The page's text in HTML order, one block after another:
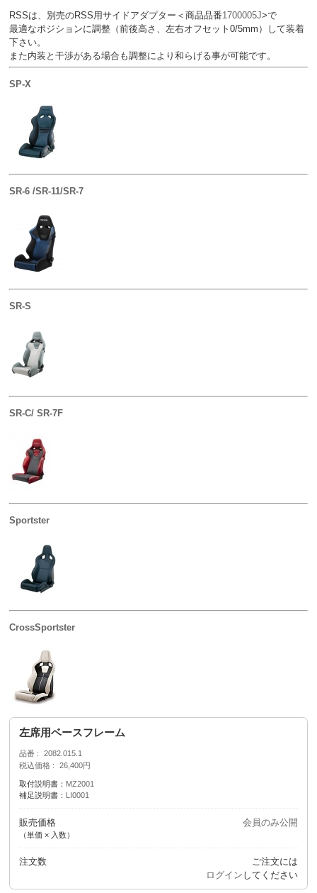
RSSは、別売のRSS用サイドアダプター＜商品品番1700005J>で
最適なポジションに調整（前後高さ、左右オフセット0/5mm）して装着
下さい。
また内装と干渉がある場合も調整により和らげる事が可能です。
SP-X
SR-6 /SR-11/SR-7
SR-S
SR-C/ SR-7F
Sportster
CrossSportster
左席用ベースフレーム
品番
2082.015.1
税込価格
26,400円
取付説明書： MZ2001
補足説明書：
LI0001
販売価格
（単価 × 入数）
会員のみ公開
注文数
ご注文には
ログイン してください